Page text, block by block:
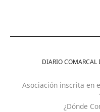
DIARIO COMARCAL
Asociación inscrita en
¿Dónde